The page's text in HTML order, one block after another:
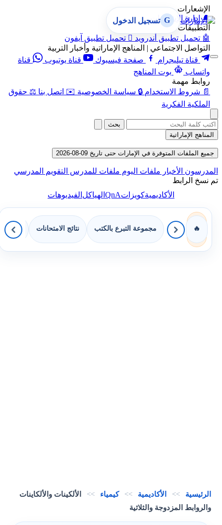
الإشعارات
🔔 إدارة الإشعارات
التطبيقات
🤖 تحميل تطبيق أندرويد  تحميل تطبيق آيفون
التواصل الاجتماعي | المناهج الإماراتية وأخبار التربية
قناة تيليجرام
صفحة فيسبوك قناة يوتيوب
قناة
واتساب
بوت المناهج
روابط مهمة
📄 شروط الاستخدام 🔒 سياسة الخصوصية ✉️ اتصل بنا ⚖️ حقوق
الملكية الفكرية
G تسجيل الدخول
بحث
المناهج الإماراتية
جميع الملفات المتوفرة في الإمارات حتى تاريخ 09-08-2026
المدرسون الأخبار ملفات اليوم ملفات للمدرس التقويم المدرسي
تم نسخ الرابط
الأكاديميةكويزاتQnAالهياكلالفيديوهات
🔥 مجموعة التبرع بالكتب نتائج الامتحانات
الرئيسية >> الأكاديمية >> كيمياء >>
الألكينات والألكاينات
والروابط المزدوجة والثلاثية